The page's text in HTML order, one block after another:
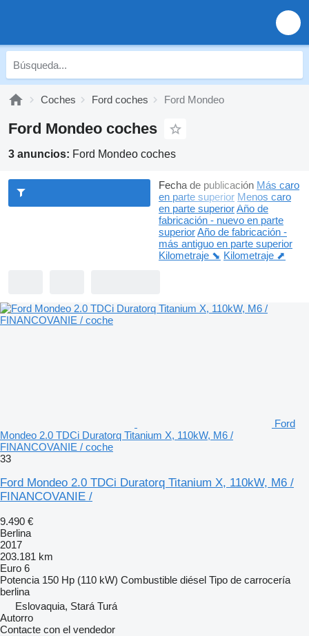
Coches Ford coches Ford Mondeo
Ford Mondeo coches
3 anuncios: Ford Mondeo coches
Fecha de publicación Más caro
en parte superior Menos caro
en parte superiorAño de
fabricación - nuevo en parte
superiorAño de fabricación -
más antiguo en parte superior
Kilometraje ⬊ Kilometraje ⬈
Ford
Mondeo 2.0 TDCi Duratorq Titanium X, 110kW, M6 /
FINANCOVANIE / coche
33
Ford Mondeo 2.0 TDCi Duratorq Titanium X, 110kW, M6 /
FINANCOVANIE /
9.490 €
Berlina
2017
203.181 km
Euro 6
Potencia 150 Hp (110 kW) Combustible diésel Tipo de carrocería
berlina
Eslovaquia, Stará Turá
Autorro
Contacte con el vendedor